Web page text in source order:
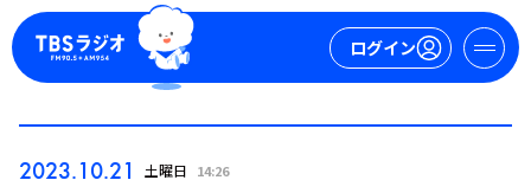
ログイン
2023.10.21 土曜日 14:26